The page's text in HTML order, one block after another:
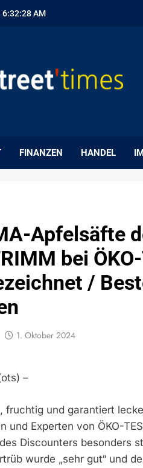
6:32:29 AM
FINANZEN HANDEL
Apfelsäfte
bei
/
1. Oktober 2024
–
fruchtig und garantiert
und Experten von ÖKO-
Discounters besonders
wurde „sehr gut“ und